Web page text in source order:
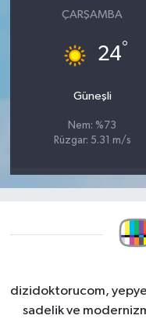
ÇARŞAMBA
24°
Güneşli
Nem: %73
Rüzgar: 5.31 m/s
dizidoktorucom,
sadelik ve